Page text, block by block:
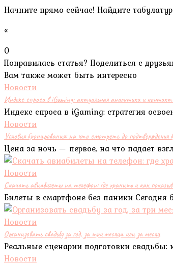
Начните прямо сейчас! Найдите
«
0
Понравилась статья? Поделиться с
Вам также может быть интересно
Новости
Индекс спроса в iGaming: актуальная аналитика и
Индекс спроса в iGaming: стратегия
Новости
Условия бронирования: на что смотреть до подтверждения
Цена за ночь — первое, на что падает
Новости
Скачать авиабилеты на телефон: где хранить и как
Билеты в смартфоне без паники
Новости
Организовать свадьбу за год, за три месяца или за месяц
Реальные сценарии подготовки свадьбы:
Новости